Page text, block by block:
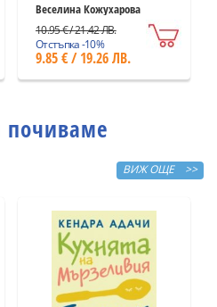
Веселина Кожухарова
10.95 € / 21.42 ЛВ.
Отстъпка -10%
9.85 € / 19.26 ЛВ.
почиваме
ВИЖ ОЩЕ >>